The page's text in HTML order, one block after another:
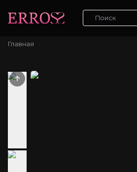
Главная
Previous slide